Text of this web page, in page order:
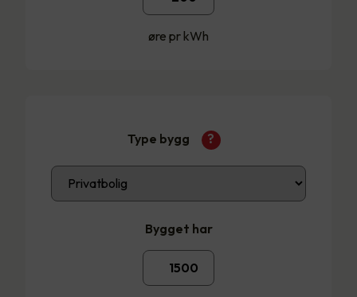
øre pr kWh
Type bygg ?
Bygget har